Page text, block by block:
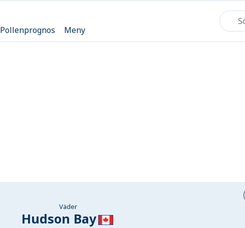
Pollenprognos Meny
Väder
Hudson Bay